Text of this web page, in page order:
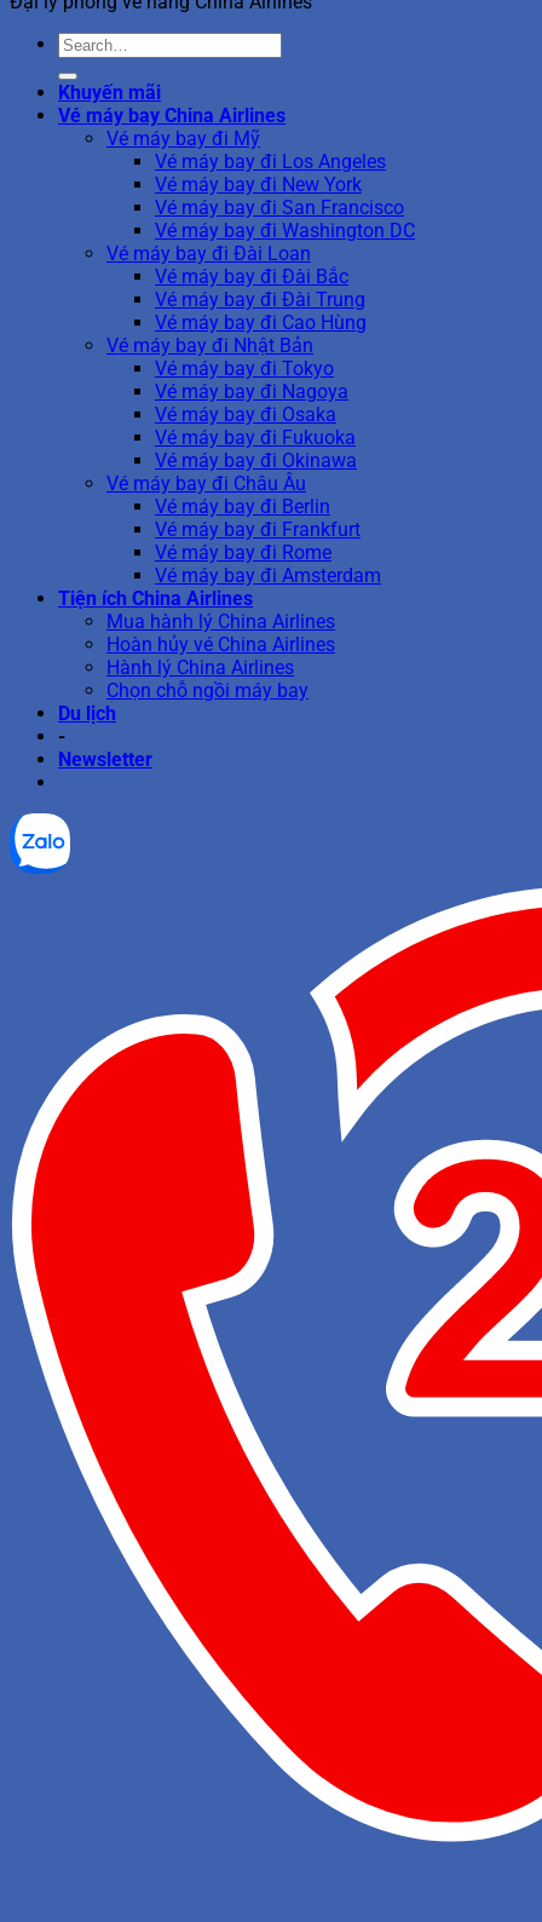
Khuyến mãi
Vé máy bay China Airlines
Vé máy bay đi Mỹ
Vé máy bay đi Los Angeles
Vé máy bay đi New York
Vé máy bay đi San Francisco
Vé máy bay đi Washington DC
Vé máy bay đi Đài Loan
Vé máy bay đi Đài Bắc
Vé máy bay đi Đài Trung
Vé máy bay đi Cao Hùng
Vé máy bay đi Nhật Bản
Vé máy bay đi Tokyo
Vé máy bay đi Nagoya
Vé máy bay đi Osaka
Vé máy bay đi Fukuoka
Vé máy bay đi Okinawa
Vé máy bay đi Châu Âu
Vé máy bay đi Berlin
Vé máy bay đi Frankfurt
Vé máy bay đi Rome
Vé máy bay đi Amsterdam
Tiện ích China Airlines
Mua hành lý China Airlines
Hoàn hủy vé China Airlines
Hành lý China Airlines
Chọn chỗ ngồi máy bay
Du lịch
-
Newsletter